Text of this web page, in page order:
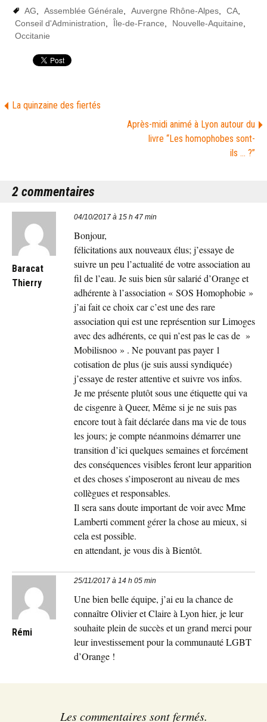
AG, Assemblée Générale, Auvergne Rhône-Alpes, CA,
Conseil d'Administration, Île-de-France, Nouvelle-Aquitaine,
Occitanie
La quinzaine des fiertés
Après-midi animé à Lyon autour du
livre “Les homophobes sont-
ils … ?”
2 commentaires
Baracat
Thierry
04/10/2017 à 15 h 47 min
Bonjour,
félicitations aux nouveaux élus; j’essaye de
suivre un peu l’actualité de votre association au
fil de l’eau. Je suis bien sûr salarié d’Orange et
adhérente à l’association « SOS Homophobie »
j’ai fait ce choix car c’est une des rare
association qui est une représention sur Limoges
avec des adhérents, ce qui n’est pas le cas de »
Mobilisnoo » . Ne pouvant pas payer 1
cotisation de plus (je suis aussi syndiquée)
j’essaye de rester attentive et suivre vos infos.
Je me présente plutôt sous une étiquette qui va
de cisgenre à Queer, Même si je ne suis pas
encore tout à fait déclarée dans ma vie de tous
les jours; je compte néanmoins démarrer une
transition d’ici quelques semaines et forcément
des conséquences visibles feront leur apparition
et des choses s’imposeront au niveau de mes
collègues et responsables.
Il sera sans doute important de voir avec Mme
Lamberti comment gérer la chose au mieux, si
cela est possible.
en attendant, je vous dis à Bientôt.
Rémi
25/11/2017 à 14 h 05 min
Une bien belle équipe, j’ai eu la chance de
connaître Olivier et Claire à Lyon hier, je leur
souhaite plein de succès et un grand merci pour
leur investissement pour la communauté LGBT
d’Orange !
Les commentaires sont fermés.